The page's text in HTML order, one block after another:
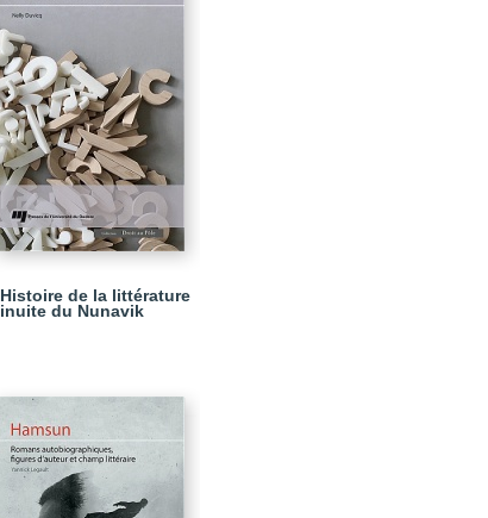
Histoire de la littérature
inuite du Nunavik